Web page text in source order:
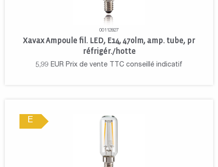
00112827
Xavax Ampoule fil. LED, E14, 470lm, amp. tube, pr
réfrigér./hotte
5,99 EUR Prix de vente TTC conseillé indicatif
E